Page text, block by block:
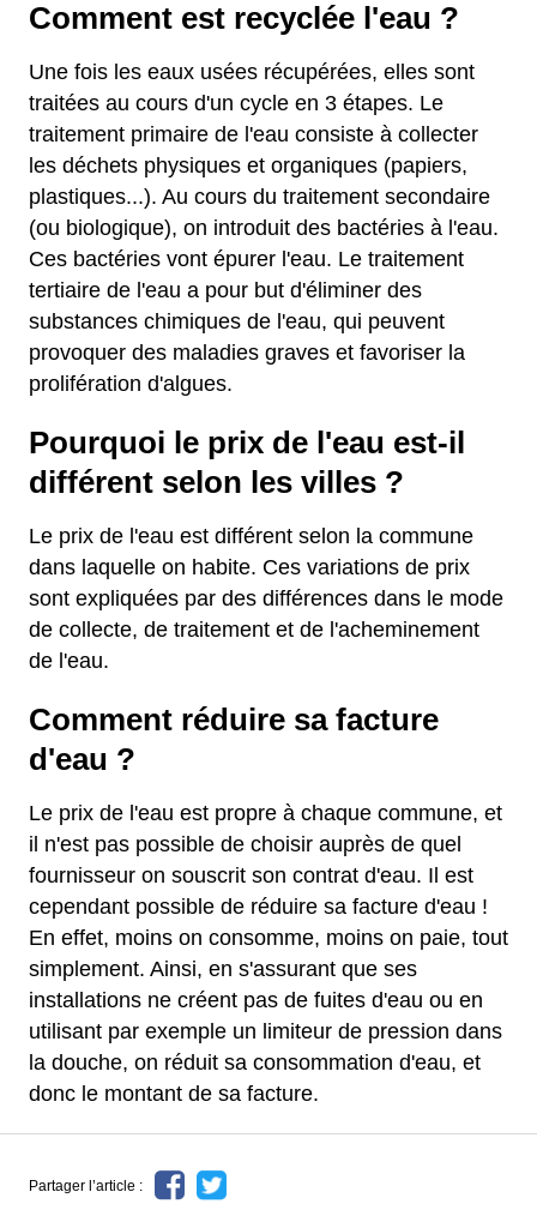
Comment est recyclée l'eau ?
Une fois les eaux usées récupérées, elles sont
traitées au cours d'un cycle en 3 étapes. Le
traitement primaire de l'eau consiste à collecter
les déchets physiques et organiques (papiers,
plastiques...). Au cours du traitement secondaire
(ou biologique), on introduit des bactéries à l'eau.
Ces bactéries vont épurer l'eau. Le traitement
tertiaire de l'eau a pour but d'éliminer des
substances chimiques de l'eau, qui peuvent
provoquer des maladies graves et favoriser la
prolifération d'algues.
Pourquoi le prix de l'eau est-il
différent selon les villes ?
Le prix de l'eau est différent selon la commune
dans laquelle on habite. Ces variations de prix
sont expliquées par des différences dans le mode
de collecte, de traitement et de l'acheminement
de l'eau.
Comment réduire sa facture
d'eau ?
Le prix de l'eau est propre à chaque commune, et
il n'est pas possible de choisir auprès de quel
fournisseur on souscrit son contrat d'eau. Il est
cependant possible de réduire sa facture d'eau !
En effet, moins on consomme, moins on paie, tout
simplement. Ainsi, en s'assurant que ses
installations ne créent pas de fuites d'eau ou en
utilisant par exemple un limiteur de pression dans
la douche, on réduit sa consommation d'eau, et
donc le montant de sa facture.
Partager l’article :